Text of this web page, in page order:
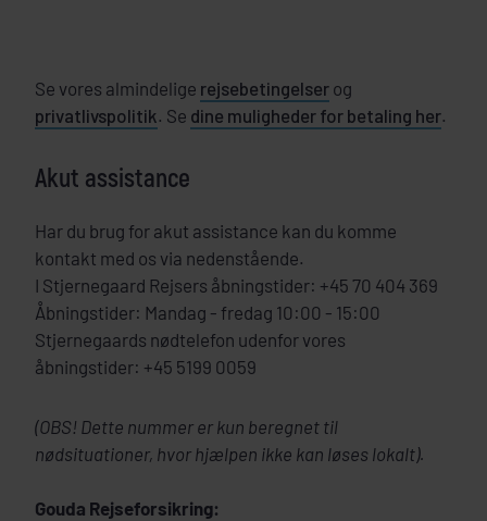
Se vores almindelige rejsebetingelser og
privatlivspolitik. Se dine muligheder for betaling her.
Akut assistance
Har du brug for akut assistance kan du komme
kontakt med os via nedenstående.
I Stjernegaard Rejsers åbningstider: +45 70 404 369
Åbningstider: Mandag - fredag 10:00 - 15:00
Stjernegaards nødtelefon udenfor vores
åbningstider: +45 5199 0059
(OBS! Dette nummer er kun beregnet til
nødsituationer, hvor hjælpen ikke kan løses lokalt).
Gouda Rejseforsikring: